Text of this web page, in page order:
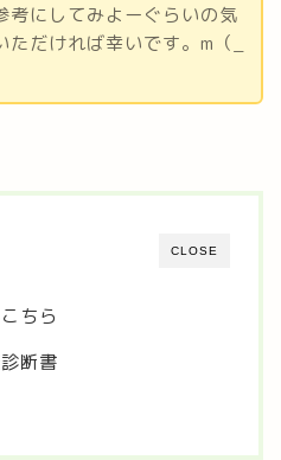
考にしてみよーぐらいの気
だければ幸いです。m（_
CLOSE
ちら
断書